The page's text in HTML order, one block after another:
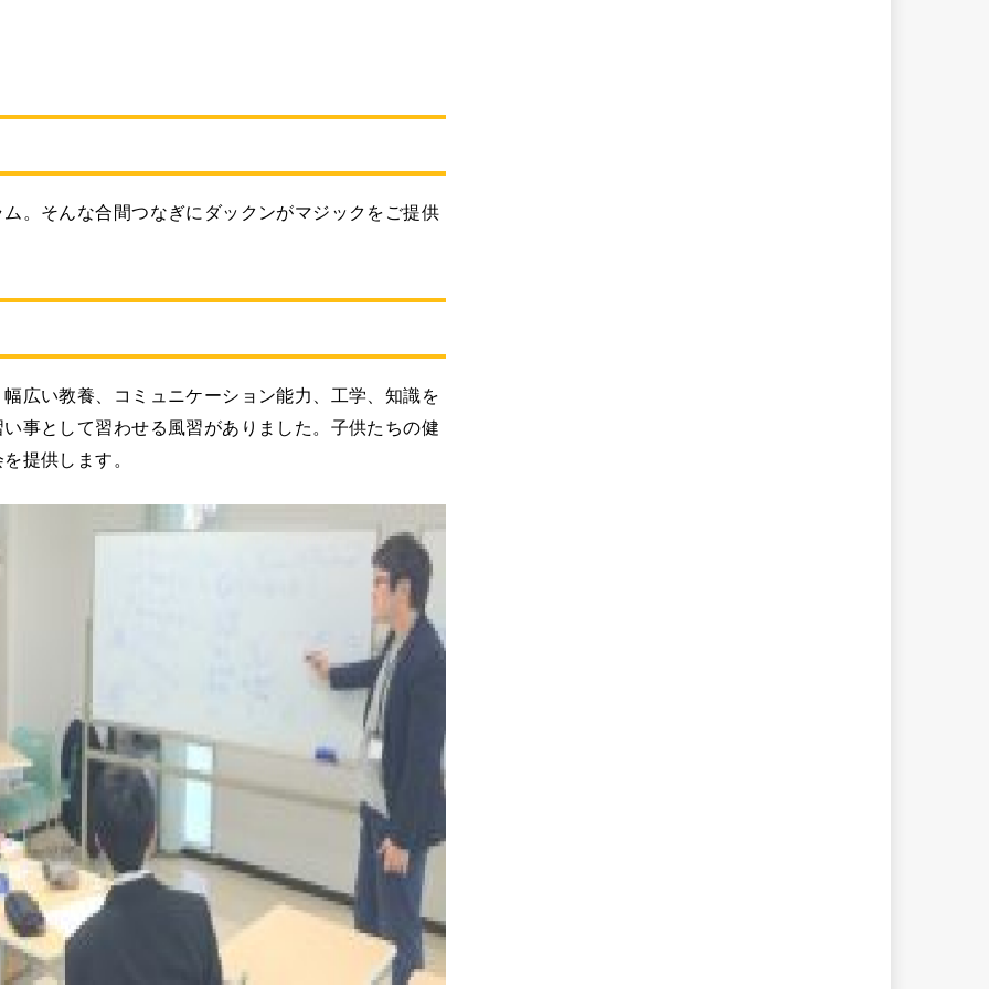
。そんな合間つなぎにダックンがマジックをご提供
広い教養、コミュニケーション能力、工学、知識を
事として習わせる風習がありました。子供たちの健
提供します。